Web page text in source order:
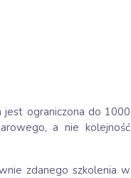
ograniczona do 1000
a nie kolejność
zdanego szkolenia w